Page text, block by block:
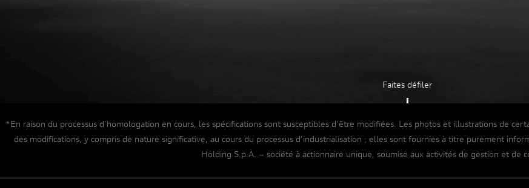
Faites défiler
*En raison du processus d'homologation en cours, les spécifications sont susceptibles d'être modifiées. Les photos et illustrations de
des modifications, y compris de nature significative, au cours du processus d'industrialisation ; elles sont fournies à titre purement
Holding S.p.A. – société à actionnaire unique, soumise aux activités de gestion et de